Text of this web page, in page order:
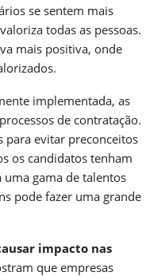
se sentem mais
todas as pessoas.
mais positiva, onde
implementada, as
de contratação.
para evitar preconceitos
os candidatos tenham
gama de talentos
pode fazer uma grande
impacto nas
que empresas